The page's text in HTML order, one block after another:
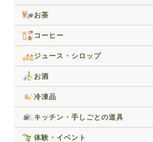
お茶
コーヒー
ジュース・シロップ
お酒
冷凍品
キッチン・手しごとの道具
体験・イベント